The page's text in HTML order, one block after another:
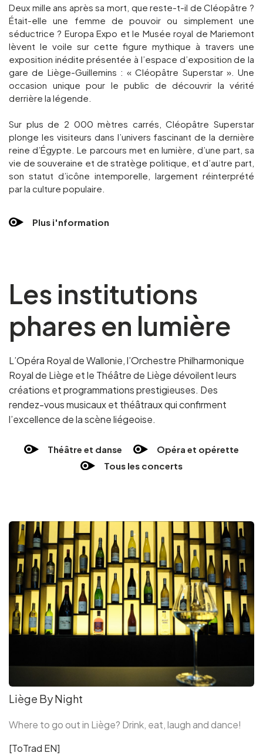
Deux mille ans après sa mort, que reste-t-il de Cléopâtre ?
Était-elle une femme de pouvoir ou simplement une
séductrice ? Europa Expo et le Musée royal de Mariemont
lèvent le voile sur cette figure mythique à travers une
exposition inédite présentée à l’espace d’exposition de la
gare de Liège-Guillemins : « Cléopâtre Superstar ». Une
occasion unique pour le public de découvrir la vérité
derrière la légende.
Sur plus de 2 000 mètres carrés, Cléopâtre Superstar
plonge les visiteurs dans l’univers fascinant de la dernière
reine d’Égypte. Le parcours met en lumière, d’une part, sa
vie de souveraine et de stratège politique, et d’autre part,
son statut d’icône intemporelle, largement réinterprété
par la culture populaire.
Plus i'nformation
Les institutions
phares en lumière
L’Opéra Royal de Wallonie, l’Orchestre Philharmonique
Royal de Liège et le Théâtre de Liège dévoilent leurs
créations et programmations prestigieuses. Des
rendez-vous musicaux et théâtraux qui confirment
l’excellence de la scène liégeoise.
Théâtre et danse
Opéra et opérette
Tous les concerts
Liège By Night
Where to go out in Liège? Drink, eat, laugh and dance!
[ToTrad EN]